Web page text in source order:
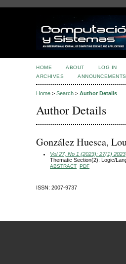
HOME ABOUT LOG IN
ARCHIVES
ANNOUNCEMENTS
Home > Search > Author Details
Author Details
González Huesca,
Vol 27, No 1 (2023): 27(1) 2023
Thematic Section(2): Logic/
ABSTRACT PDF
ISSN: 2007-9737